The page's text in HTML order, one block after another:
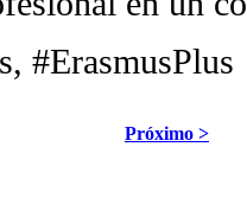
#ErasmusPlus
Próximo >